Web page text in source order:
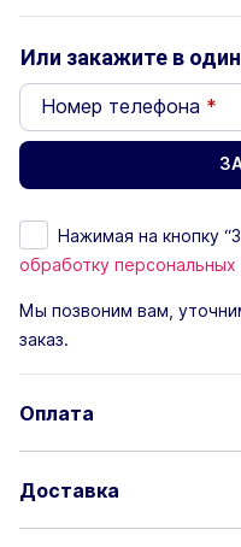
Или закажите в
Номер телефона *
Нажимая на кнопку
обработку персональных
Мы позвоним вам,
заказ.
Оплата
Доставка